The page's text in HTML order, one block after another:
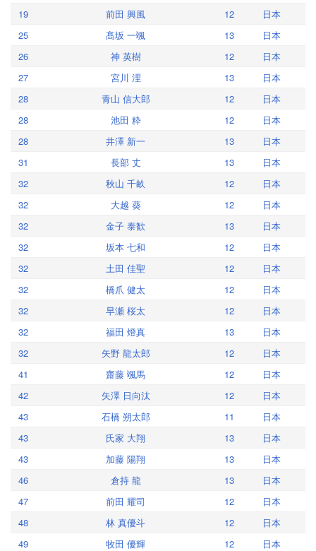
19
前田 興風 12
日本
25
髙坂 一颯 13
日本
26
神 英樹 12
日本
27
宮川 浬 13
日本
28
青山 信大郎 12
日本
28
池田 粋 12
日本
28
井澤 新一 13
日本
31
長部 丈 13
日本
32
秋山 千畝 12
日本
32
大越 葵 12
日本
32
金子 泰歓 13
日本
32
坂本 七和 12
日本
32
土田 佳聖 12
日本
32
橋爪 健太 12
日本
32
早瀬 桜太 12
日本
32
福田 燈真 13
日本
32
矢野 龍太郎 12
日本
41
齋藤 颯馬 12
日本
42
矢澤 日向汰 12
日本
43
石橋 朔太郎 11
日本
43
氏家 大翔 13
日本
43
加藤 陽翔 13
日本
46
倉持 龍 13
日本
47
前田 耀司 12
日本
48
林 真優斗 12
日本
49
牧田 優輝 12
日本